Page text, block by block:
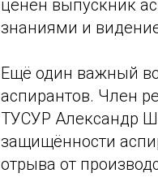
ценен выпускник
знаниями и
Ещё один важный
аспирантов. Член
ТУСУР Александр
защищённости
отрыва от